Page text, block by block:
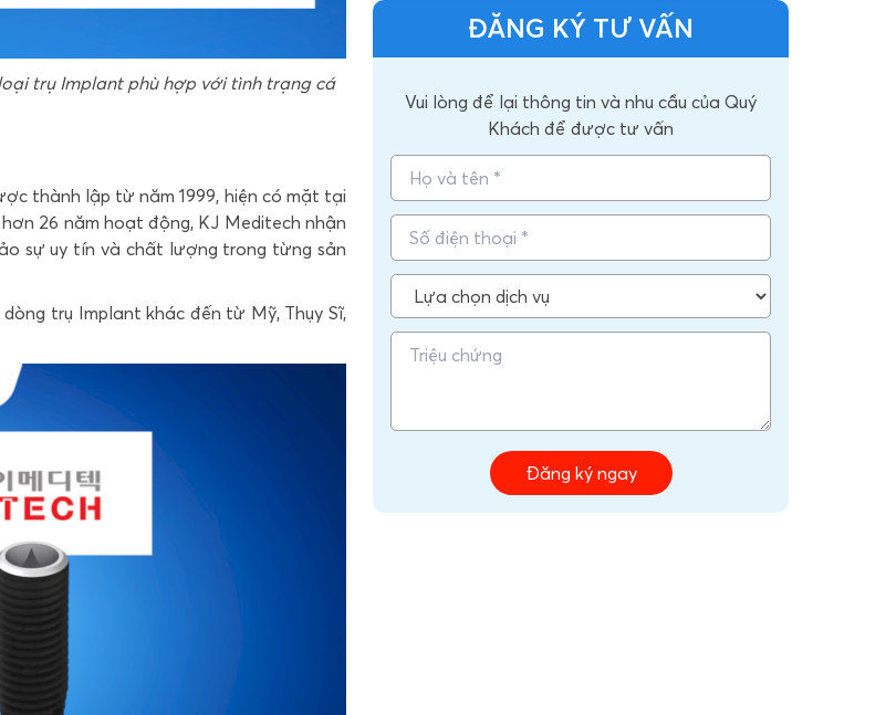
trụ Implant phù hợp với tình trạng cá
thành lập từ năm 1999, hiện có mặt tại
hơn 26 năm hoạt động, KJ Meditech nhận
sự uy tín và chất lượng trong từng sản
trụ Implant khác đến từ Mỹ, Thụy Sĩ,
ĐĂNG KÝ TƯ VẤN
Vui lòng để lại thông tin và nhu cầu của Quý
Khách để được tư vấn
Đăng ký ngay